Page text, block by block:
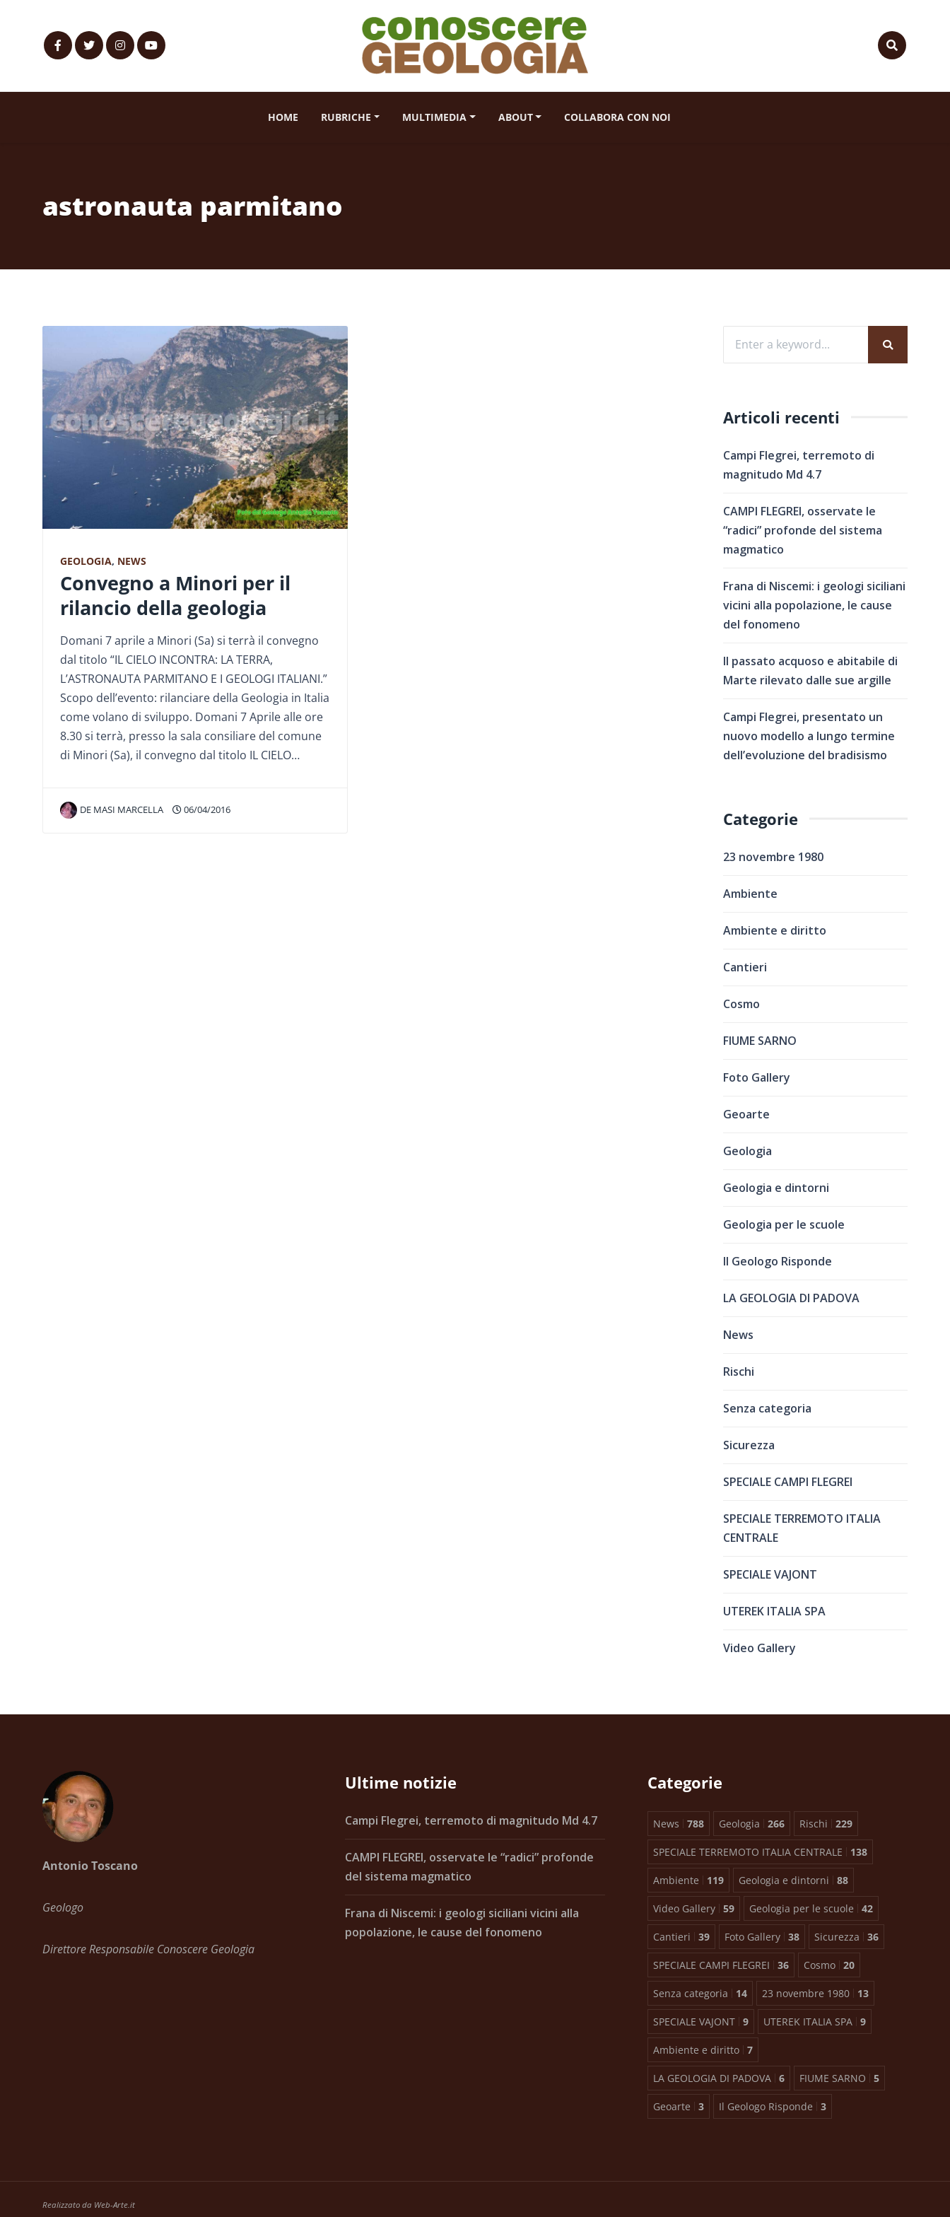
HOME RUBRICHE MULTIMEDIA ABOUT COLLABORA CON NOI
astronauta parmitano
GEOLOGIA, NEWS
Convegno a Minori per il
rilancio della geologia
Domani 7 aprile a Minori (Sa) si terrà il convegno
dal titolo “IL CIELO INCONTRA: LA TERRA,
L’ASTRONAUTA PARMITANO E I GEOLOGI ITALIANI.”
Scopo dell’evento: rilanciare della Geologia in Italia
come volano di sviluppo. Domani 7 Aprile alle ore
8.30 si terrà, presso la sala consiliare del comune
di Minori (Sa), il convegno dal titolo IL CIELO…
DE MASI MARCELLA 06/04/2016
Articoli recenti
Campi Flegrei, terremoto di
magnitudo Md 4.7
CAMPI FLEGREI, osservate le
“radici” profonde del sistema
magmatico
Frana di Niscemi: i geologi siciliani
vicini alla popolazione, le cause
del fonomeno
Il passato acquoso e abitabile di
Marte rilevato dalle sue argille
Campi Flegrei, presentato un
nuovo modello a lungo termine
dell’evoluzione del bradisismo
Categorie
23 novembre 1980
Ambiente
Ambiente e diritto
Cantieri
Cosmo
FIUME SARNO
Foto Gallery
Geoarte
Geologia
Geologia e dintorni
Geologia per le scuole
Il Geologo Risponde
LA GEOLOGIA DI PADOVA
News
Rischi
Senza categoria
Sicurezza
SPECIALE CAMPI FLEGREI
SPECIALE TERREMOTO ITALIA
CENTRALE
SPECIALE VAJONT
UTEREK ITALIA SPA
Video Gallery
Antonio Toscano
Geologo
Direttore Responsabile Conoscere Geologia
Ultime notizie
Campi Flegrei, terremoto di magnitudo Md 4.7
CAMPI FLEGREI, osservate le “radici” profonde
del sistema magmatico
Frana di Niscemi: i geologi siciliani vicini alla
popolazione, le cause del fonomeno
Categorie
News 788 Geologia 266 Rischi 229
SPECIALE TERREMOTO ITALIA CENTRALE 138
Ambiente 119 Geologia e dintorni 88
Video Gallery 59 Geologia per le scuole 42
Cantieri 39 Foto Gallery 38 Sicurezza 36
SPECIALE CAMPI FLEGREI 36 Cosmo 20
Senza categoria 14 23 novembre 1980 13
SPECIALE VAJONT 9 UTEREK ITALIA SPA 9
Ambiente e diritto 7
LA GEOLOGIA DI PADOVA 6 FIUME SARNO 5
Geoarte 3 Il Geologo Risponde 3
Realizzato da Web-Arte.it